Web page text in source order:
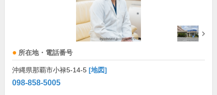
所在地・電話番号
沖縄県那覇市小禄5-14-5 [地図]
098-858-5005